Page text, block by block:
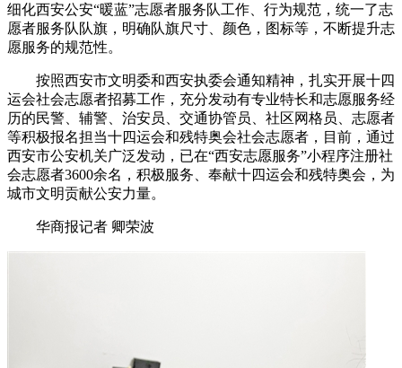
细化西安公安“暖蓝”志愿者服务队工作、行为规范，统一了志
愿者服务队队旗，明确队旗尺寸、颜色，图标等，不断提升志
愿服务的规范性。
按照西安市文明委和西安执委会通知精神，扎实开展十四
运会社会志愿者招募工作，充分发动有专业特长和志愿服务经
历的民警、辅警、治安员、交通协管员、社区网格员、志愿者
等积极报名担当十四运会和残特奥会社会志愿者，目前，通过
西安市公安机关广泛发动，已在“西安志愿服务”小程序注册社
会志愿者3600余名，积极服务、奉献十四运会和残特奥会，为
城市文明贡献公安力量。
华商报记者 卿荣波